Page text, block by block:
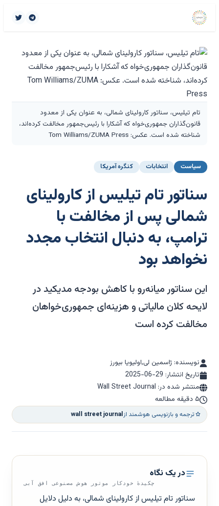
تام تیلیس، سناتور کارولینای شمالی، به عنوان یکی از معدود
قانون‌گذاران جمهوری‌خواه که آشکارا با رئیس‌جمهور مخالفت کرده‌اند،
شناخته شده است. عکس: Tom Williams/ZUMA Press
سیاست انتخابات کنگره آمریکا
سناتور تام تیلیس از کارولینای
شمالی پس از مخالفت با
ترامپ، به دنبال انتخاب مجدد
نخواهد بود
این سناتور میانه‌رو با کاهش بودجه مدیکید در
لایحه کلان مالیاتی و هزینه‌ای جمهوری‌خواهان
مخالفت کرده است
نویسنده: ژاسمین لی,اولیویا بیورز
تاریخ انتشار: 2025-06-29
منتشر شده در: Wall Street Journal
۵ دقیقه مطالعه
ترجمه و بازنویسی هوشمند ازwall street journal
در یک نگاه
چکیدهٔ خودکار موتور هوش مصنوعی افق آبی
سناتور تام تیلیس از کارولینای شمالی، به دلیل دلایل